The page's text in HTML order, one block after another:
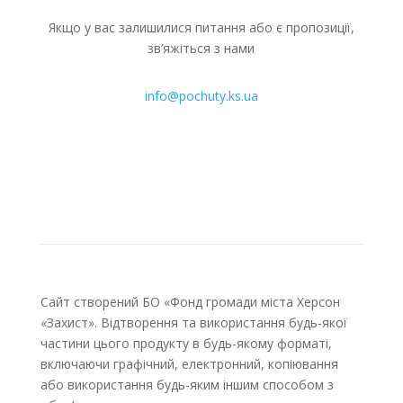
Якщо у вас залишилися питання або є пропозиції,
зв’яжіться з нами
info@pochuty.ks.ua
Сайт створений БО «Фонд громади міста Херсон
«Захист». Відтворення та використання будь-якої
частини цього продукту в будь-якому форматі,
включаючи графічний, електронний, копіювання
або використання будь-яким іншим способом з